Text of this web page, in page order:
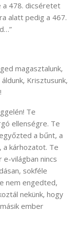
a 478. dicséretet
alatt pedig a 467.
magasztalunk,
Krisztusunk,
Te
ellenségre. Te
a bűnt, a
a kárhozatot. Te
világban nincs
sokféle
nem engedted,
nekünk, hogy
ember